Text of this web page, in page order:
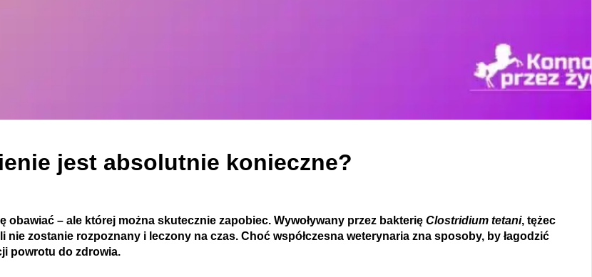
jest absolutnie konieczne?
– ale której można skutecznie zapobiec. Wywoływany przez bakterię Clostridium tetani, tężec
zostanie rozpoznany i leczony na czas. Choć współczesna weterynaria zna sposoby, by łagodzić
powrotu do zdrowia.